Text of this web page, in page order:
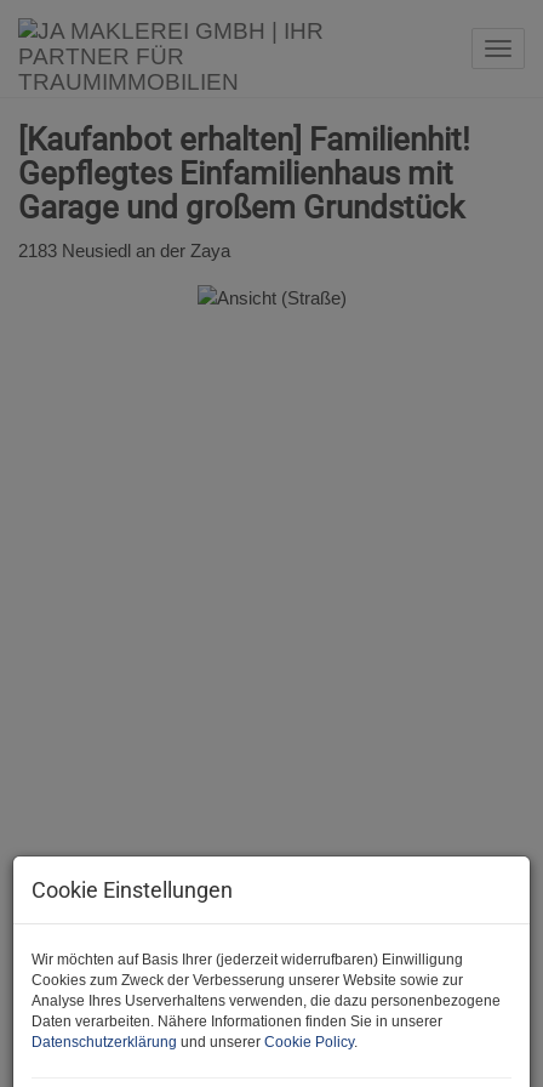
[Kaufanbot erhalten] Familienhit!
Gepflegtes Einfamilienhaus mit
Garage und großem Grundstück
2183 Neusiedl an der Zaya
Hallo undherzlich Willkommen bei derJA-Maklerei :)
Wir freuen uns, Ihnen dieses gepflegteEinfamilienhaus
Cookie Einstellungen
Wir möchten auf Basis Ihrer (jederzeit widerrufbaren) Einwilligung
Cookies zum Zweck der Verbesserung unserer Website sowie zur
Analyse Ihres Userverhaltens verwenden, die dazu personenbezogene
Daten verarbeiten. Nähere Informationen finden Sie in unserer
Datenschutzerklärung und unserer Cookie Policy.